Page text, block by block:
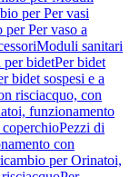
per Per vasi
Per vaso a
Moduli sanitari
per bidetPer bidet
bidet sospesi e a
risciacquo, con
funzionamento
coperchioPezzi di
con
per Orinatoi,